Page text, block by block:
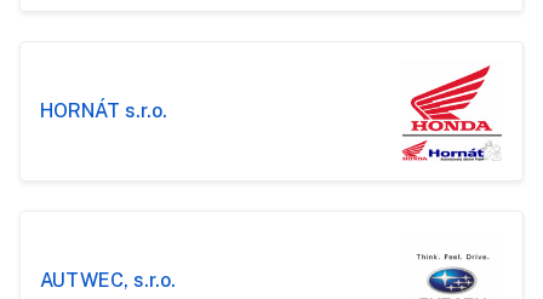
HORNÁT s.r.o.
AUTWEC, s.r.o.